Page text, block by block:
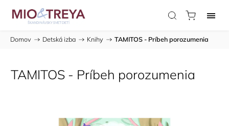
Domov / Detská izba / Knihy / TAMITOS - Príbeh porozumenia
TAMITOS - Príbeh porozumenia